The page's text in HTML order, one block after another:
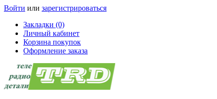
Войти или зарегистрироваться
Закладки (0)
Личный кабинет
Корзина покупок
Оформление заказа